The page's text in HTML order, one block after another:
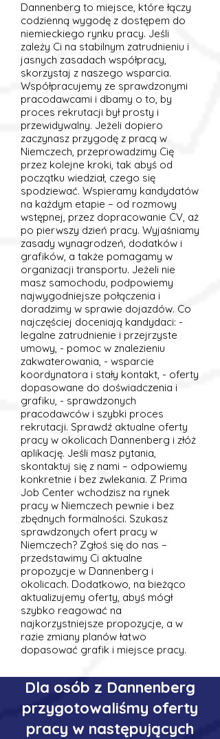
Dannenberg to miejsce, które łączy
codzienną wygodę z dostępem do
niemieckiego rynku pracy. Jeśli
zależy Ci na stabilnym zatrudnieniu i
jasnych zasadach współpracy,
skorzystaj z naszego wsparcia.
Współpracujemy ze sprawdzonymi
pracodawcami i dbamy o to, by
proces rekrutacji był prosty i
przewidywalny. Jeżeli dopiero
zaczynasz przygodę z pracą w
Niemczech, przeprowadzimy Cię
przez kolejne kroki, tak abyś od
początku wiedział, czego się
spodziewać. Wspieramy kandydatów
na każdym etapie – od rozmowy
wstępnej, przez dopracowanie CV, aż
po pierwszy dzień pracy. Wyjaśniamy
zasady wynagrodzeń, dodatków i
grafików, a także pomagamy w
organizacji transportu. Jeżeli nie
masz samochodu, podpowiemy
najwygodniejsze połączenia i
doradzimy w sprawie dojazdów. Co
najczęściej doceniają kandydaci: -
legalne zatrudnienie i przejrzyste
umowy, - pomoc w znalezieniu
zakwaterowania, - wsparcie
koordynatora i stały kontakt, - oferty
dopasowane do doświadczenia i
grafiku, - sprawdzonych
pracodawców i szybki proces
rekrutacji. Sprawdź aktualne oferty
pracy w okolicach Dannenberg i złóż
aplikację. Jeśli masz pytania,
skontaktuj się z nami – odpowiemy
konkretnie i bez zwlekania. Z Prima
Job Center wchodzisz na rynek
pracy w Niemczech pewnie i bez
zbędnych formalności. Szukasz
sprawdzonych ofert pracy w
Niemczech? Zgłoś się do nas –
przedstawimy Ci aktualne
propozycje w Dannenberg i
okolicach. Dodatkowo, na bieżąco
aktualizujemy oferty, abyś mógł
szybko reagować na
najkorzystniejsze propozycje, a w
razie zmiany planów łatwo
dopasować grafik i miejsce pracy.
Dla osób z Dannenberg
przygotowaliśmy oferty
pracy w następujących